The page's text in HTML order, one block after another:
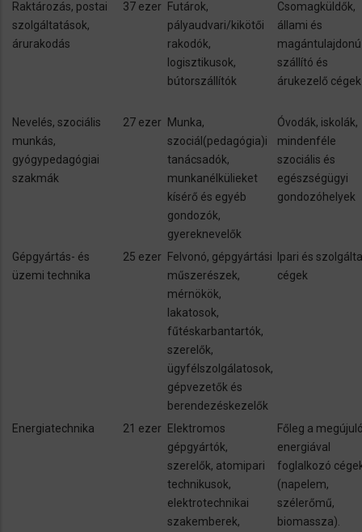
Raktározás, postai
szolgáltatások,
árurakodás
37 ezer
Futárok,
pályaudvari/kikötői
rakodók,
logisztikusok,
bútorszállítók
Csomagküldők,
állami és
magántulajdonú
szállító és
árukezelő cégek
Nevelés, szociális
munkás,
gyógypedagógiai
szakmák
27 ezer
Munka,
szociál(pedagógia)i
tanácsadók,
munkanélkülieket
kísérő és egyéb
gondozók,
gyereknevelők
Óvodák, iskolák,
mindenféle
szociális és
egészségügyi
gondozóhelyek
Gépgyártás- és
üzemi technika
25 ezer
Felvonó, gépgyártási
műszerészek,
mérnökök,
lakatosok,
fűtéskarbantartók,
szerelők,
ügyfélszolgálatosok,
gépvezetők és
berendezéskezelők
Ipari és
cégek
Energiatechnika 21 ezer
Elektromos
gépgyártók,
szerelők, atomipari
technikusok,
elektrotechnikai
szakemberek,
Főleg a
energiával
foglalkozó
(napelem,
szélerőmű,
biomassza).